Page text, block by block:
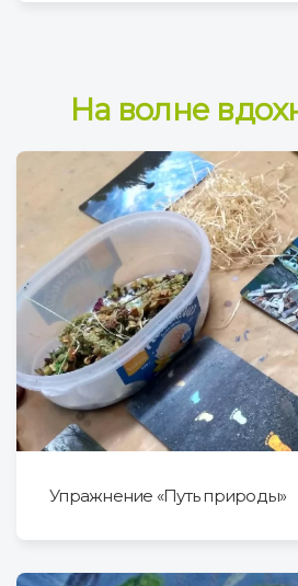
На волне
Упражнение «Путь природы»